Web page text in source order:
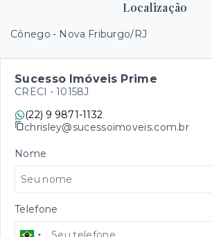
Localização
Cônego - Nova Friburgo/RJ
Sucesso Imóveis Prime
CRECI - 10158J
(22) 9 9871-1132
chrisley@sucessoimoveis.com.br
Nome
Telefone